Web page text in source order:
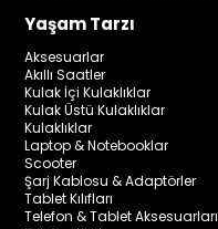
Yaşam Tarzı
Aksesuarlar
Akıllı Saatler
Kulak İçi Kulaklıklar
Kulak Üstü Kulaklıklar
Kulaklıklar
Laptop & Notebooklar
Scooter
Şarj Kablosu & Adaptörler
Tablet Kılıfları
Telefon & Tablet Aksesuarları